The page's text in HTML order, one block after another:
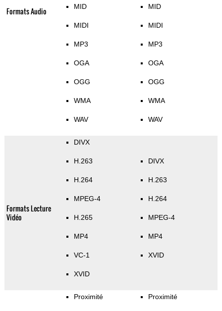
Formats Audio MID
MIDI
MP3
OGA
OGG
WMA
WAV
MID
MIDI
MP3
OGA
OGG
WMA
WAV
Formats Lecture
Vidéo
DIVX
H.263
H.264
MPEG-4
H.265
MP4
VC-1
XVID
DIVX
H.263
H.264
MPEG-4
MP4
XVID
Proximité Proximité